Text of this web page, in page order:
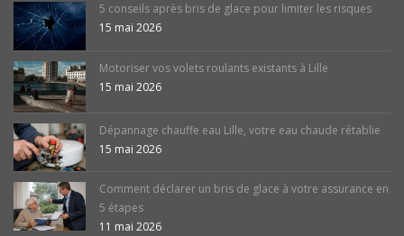
5 conseils après bris de glace pour limiter les risques
15 mai 2026
Motoriser vos volets roulants existants à Lille
15 mai 2026
Dépannage chauffe eau Lille, votre eau chaude rétablie
15 mai 2026
Comment déclarer un bris de glace à votre assurance en
5 étapes
11 mai 2026